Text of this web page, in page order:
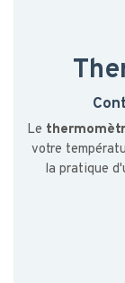
Le
votre
la pratique